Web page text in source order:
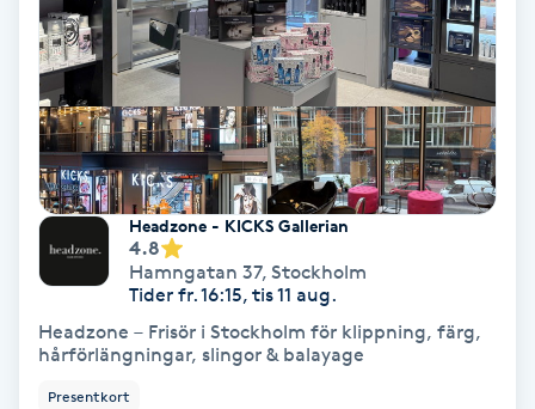
Färgning
Föning
Gel naglar
Gelenaglar
Gellack
Gellack med förstärkning
Headzone - KICKS Gallerian
4.8
Hamngatan 37, Stockholm
Tider fr. 16:15, tis 11 aug.
Headzone – Frisör i Stockholm för klippning, färg,
hårförlängningar, slingor & balayage
Presentkort